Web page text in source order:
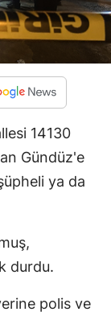
14130
Gündüz'e
ya da
durdu.
polis ve